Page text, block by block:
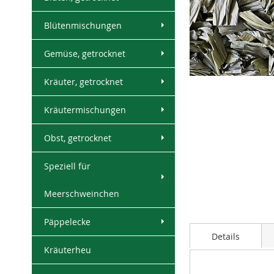
Details
Blütenmischungen
Gemüse, getrocknet
Kräuter, getrocknet
Kräutermischungen
Obst, getrocknet
Speziell für
Meerschweinchen
Päppelecke
Kräuterheu